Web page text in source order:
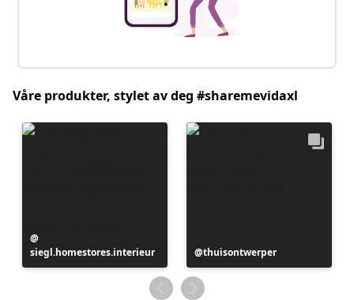
Våre produkter, stylet av deg #sharemevidaxl
publisert
av
siegl.homestores.interieur
Innlegg
publisert
av
thuisontwerper